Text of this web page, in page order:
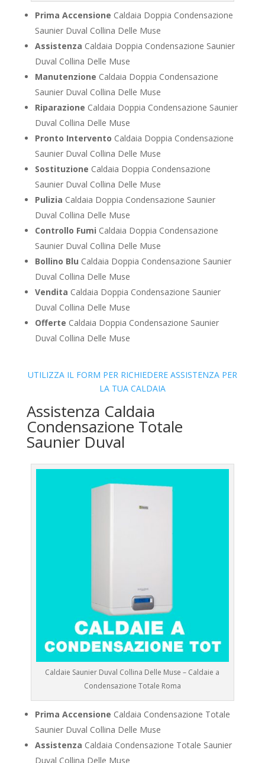
Prima Accensione Caldaia Doppia Condensazione
Saunier Duval Collina Delle Muse
Assistenza Caldaia Doppia Condensazione Saunier
Duval Collina Delle Muse
Manutenzione Caldaia Doppia Condensazione
Saunier Duval Collina Delle Muse
Riparazione Caldaia Doppia Condensazione Saunier
Duval Collina Delle Muse
Pronto Intervento Caldaia Doppia Condensazione
Saunier Duval Collina Delle Muse
Sostituzione Caldaia Doppia Condensazione
Saunier Duval Collina Delle Muse
Pulizia Caldaia Doppia Condensazione Saunier
Duval Collina Delle Muse
Controllo Fumi Caldaia Doppia Condensazione
Saunier Duval Collina Delle Muse
Bollino Blu Caldaia Doppia Condensazione Saunier
Duval Collina Delle Muse
Vendita Caldaia Doppia Condensazione Saunier
Duval Collina Delle Muse
Offerte Caldaia Doppia Condensazione Saunier
Duval Collina Delle Muse
UTILIZZA IL FORM PER RICHIEDERE ASSISTENZA PER
LA TUA CALDAIA
Assistenza Caldaia
Condensazione Totale
Saunier Duval
Caldaie Saunier Duval Collina Delle Muse – Caldaie a
Condensazione Totale Roma
Prima Accensione Caldaia Condensazione Totale
Saunier Duval Collina Delle Muse
Assistenza Caldaia Condensazione Totale Saunier
Duval Collina Delle Muse